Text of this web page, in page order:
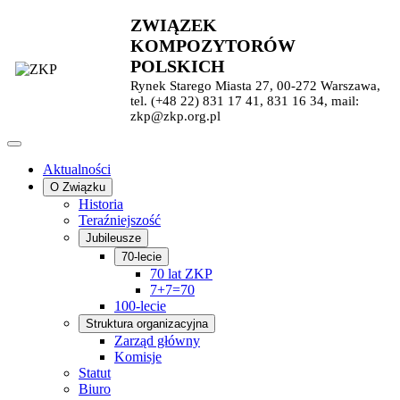
ZWIĄZEK
KOMPOZYTORÓW
POLSKICH
Rynek Starego Miasta 27, 00-272 Warszawa,
tel. (+48 22) 831 17 41, 831 16 34, mail:
zkp@zkp.org.pl
Aktualności
O Związku
Historia
Teraźniejszość
Jubileusze
70-lecie
70 lat ZKP
7+7=70
100-lecie
Struktura organizacyjna
Zarząd główny
Komisje
Statut
Biuro